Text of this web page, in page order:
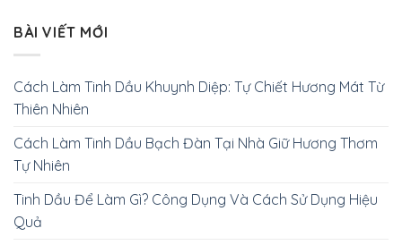
BÀI VIẾT MỚI
Cách Làm Tinh Dầu Khuynh Diệp: Tự Chiết Hương Mát Từ
Thiên Nhiên
Cách Làm Tinh Dầu Bạch Đàn Tại Nhà Giữ Hương Thơm
Tự Nhiên
Tinh Dầu Để Làm Gì? Công Dụng Và Cách Sử Dụng Hiệu
Quả